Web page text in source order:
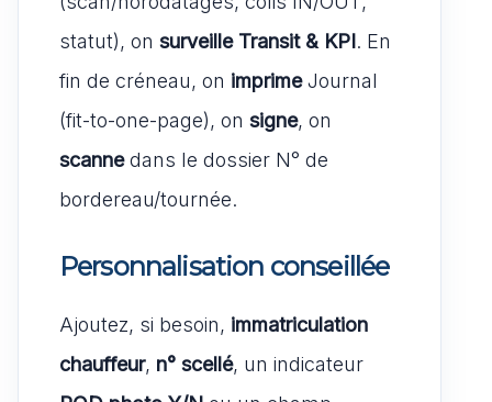
statut), on surveille Transit & KPI. En
fin de créneau, on imprimeJournal
(fit-to-one-page), on signe, on
scannedans le dossier N° de
bordereau/tournée.
Personnalisation conseillée
Ajoutez, si besoin, immatriculation
chauffeur, n° scellé, un indicateur